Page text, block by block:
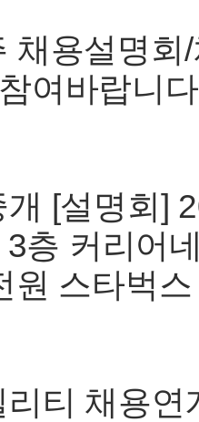
채용설명
여바랍니
[설명회]
층 커리어
스타벅
티 채용